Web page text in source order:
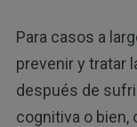
Para casos a
prevenir y tratar
después de
cognitiva o bien,